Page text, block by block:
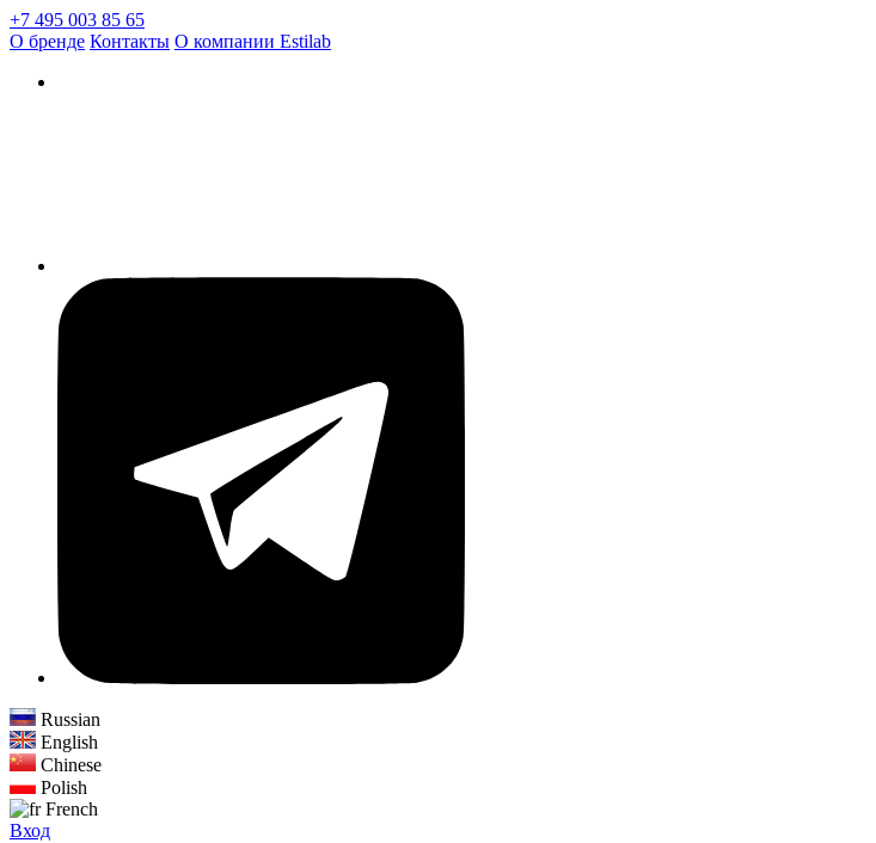
+7 495 003 85 65
О бренде Контакты О компании Estilab
Russian
English
Chinese
Polish
French
Вход